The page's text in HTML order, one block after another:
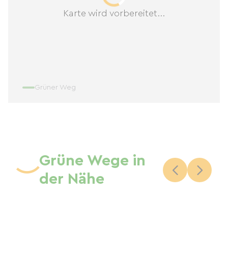
Karte wird vorbereitet...
Grüner Weg
Grüne Wege in
der Nähe